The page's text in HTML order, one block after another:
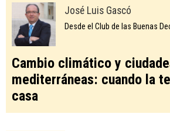
José Luis Gascó
Desde el Club de las Buenas
Cambio climático y
mediterráneas: cuando la
casa